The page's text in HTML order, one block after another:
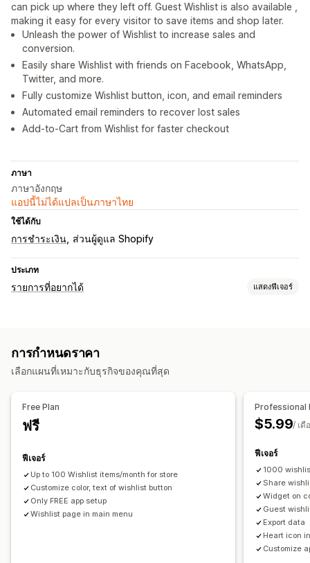
can pick up where they left off. Guest Wishlist is also available ,
making it easy for every visitor to save items and shop later.
Unleash the power of Wishlist to increase sales and
conversion.
Easily share Wishlist with friends on Facebook, WhatsApp,
Twitter, and more.
Fully customize Wishlist button, icon, and email reminders
Automated email reminders to recover lost sales
Add-to-Cart from Wishlist for faster checkout
ภาษา
ภาษาอังกฤษ
แอปนี้ไม่ได้แปลเป็นภาษาไทย
ใช้ได้กับ
การชำระเงิน ส่วนผู้ดูแล Shopify
ประเภท
รายการที่อยากได้ แสดงฟีเจอร์
รายการที่อยากได้ของแขก
หลายรายการ
เลย์เอาต์ที่กำหนดเอง
การกำหนดราคา
เลือกแผนที่เหมาะกับธุรกิจของคุณที่สุด
Free Plan
ฟรี
ฟีเจอร์
Up to 100 Wishlist items/month for store
Customize color, text of wishlist button
Only FREE app setup
Wishlist page in main menu
Professional
$5.99/ เดื
ฟีเจอร์
1000
Share
Widget on
Guest
Export data
Heart icon
Customize